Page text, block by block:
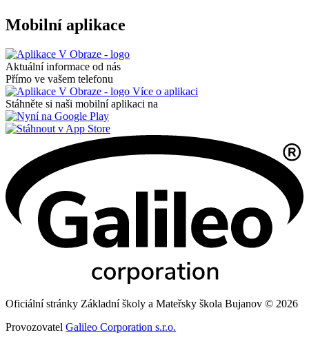
Mobilní aplikace
Aktuální informace od nás
Přímo ve vašem telefonu
Více o aplikaci
Stáhněte si naši mobilní aplikaci na
Oficiální stránky Základní školy a Mateřsky škola Bujanov © 2026
Provozovatel Galileo Corporation s.r.o.